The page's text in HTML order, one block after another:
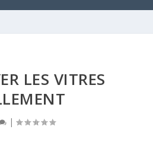
LES VITRES
|